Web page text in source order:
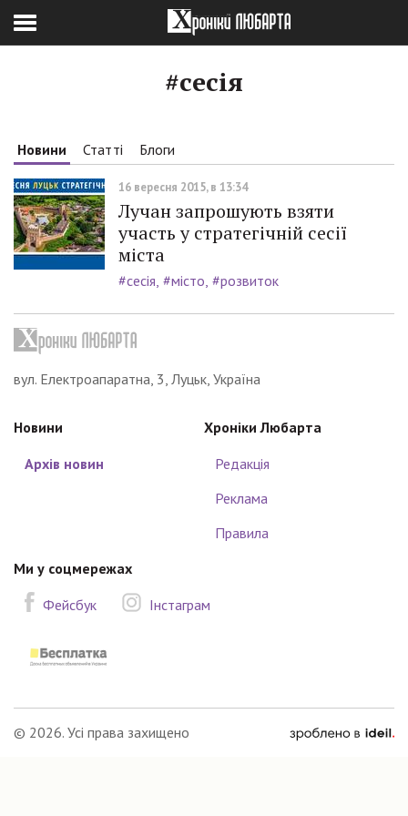
#сесія
Новини Статті Блоги
16 вересня 2015, в 13:34
Лучан запрошують взяти
участь у стратегічній сесії
міста
#сесія #місто #розвиток
вул. Електроапаратна, 3, Луцьк, Україна
Новини
Архів новин
Хроніки Любарта
Редакція
Реклама
Правила
Ми у соцмережах
Фейсбук
Інстаграм
© 2026. Усі права захищено
зроблено